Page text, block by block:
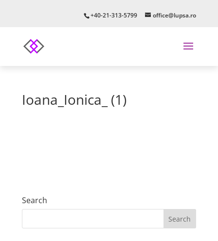
+40-21-313-5799 office@lupsa.ro
Ioana_Ionica_ (1)
Search